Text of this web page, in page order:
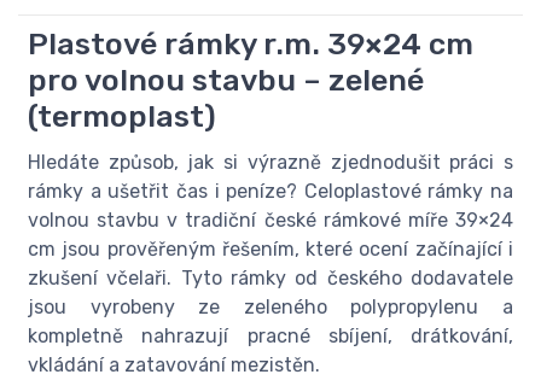
Plastové rámky r.m. 39×24 cm
pro volnou stavbu – zelené
(termoplast)
Hledáte způsob, jak si výrazně zjednodušit práci s
rámky a ušetřit čas i peníze? Celoplastové rámky na
volnou stavbu v tradiční české rámkové míře 39×24
cm jsou prověřeným řešením, které ocení začínající i
zkušení včelaři. Tyto rámky od českého dodavatele
jsou vyrobeny ze zeleného polypropylenu a
kompletně nahrazují pracné sbíjení, drátkování,
vkládání a zatavování mezistěn.